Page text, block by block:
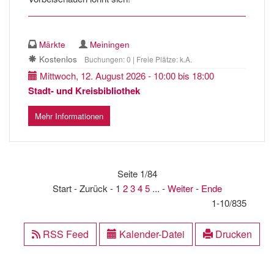
Märkte
Meiningen
Kostenlos
Buchungen: 0 | Freie Plätze: k.A.
Mittwoch, 12. August 2026 - 10:00 bis 18:00
Stadt- und Kreisbibliothek
Mehr Informationen
Seite 1/84
Start - Zurück - 1 2 3 4 5... -Weiter- Ende
1-10/835
RSS Feed Kalender-Datei Drucken